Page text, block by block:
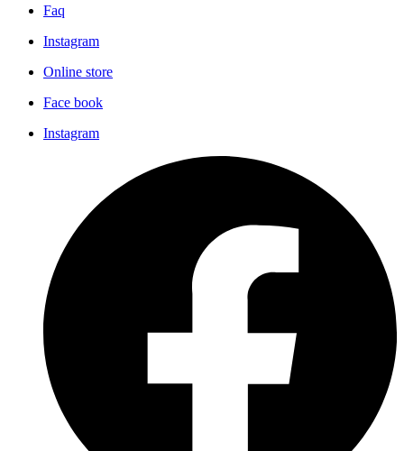
Faq
Instagram
Online store
Face book
Instagram